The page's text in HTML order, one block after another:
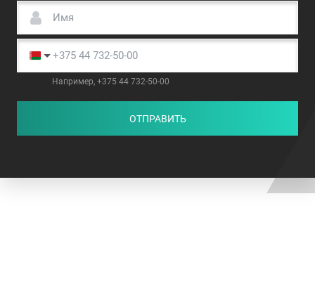
Например, +375 44 732-50-00
ОТПРАВИТЬ